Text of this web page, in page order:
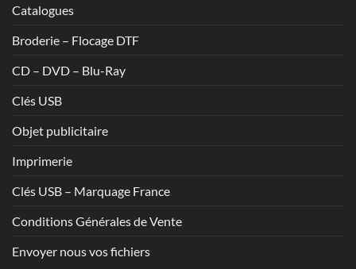
Catalogues
Broderie – Flocage DTF
CD – DVD – Blu-Ray
Clés USB
Objet publicitaire
Imprimerie
Clés USB – Marquage France
Conditions Générales de Vente
Envoyer nous vos fichiers